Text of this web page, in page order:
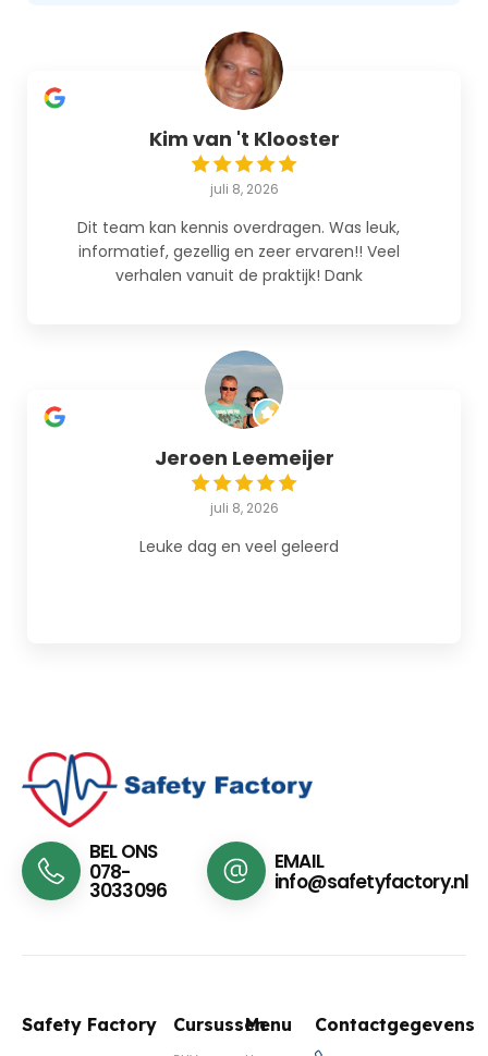
Kim van 't Klooster
juli 8, 2026
Dit team kan kennis overdragen. Was leuk,
informatief, gezellig en zeer ervaren!! Veel
verhalen vanuit de praktijk! Dank
Jeroen Leemeijer
juli 8, 2026
Leuke dag en veel geleerd
BEL ONS
078-
3033096
EMAIL
info@safetyfactory.nl
Safety Factory CursussenMenu Contactgegevens